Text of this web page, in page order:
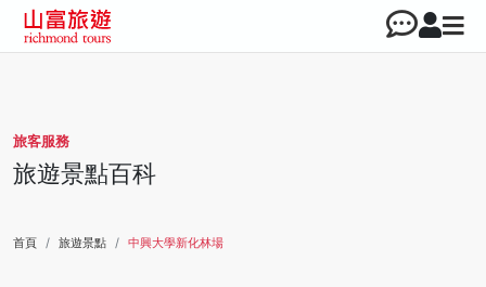
旅客服務
旅遊景點百科
首頁 旅遊景點 中興大學新化林場